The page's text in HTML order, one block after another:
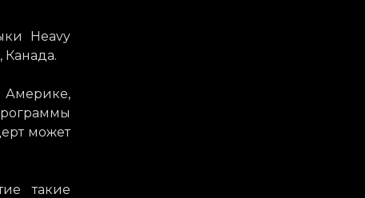
Heavy
Канада.
Америке,
может
такие